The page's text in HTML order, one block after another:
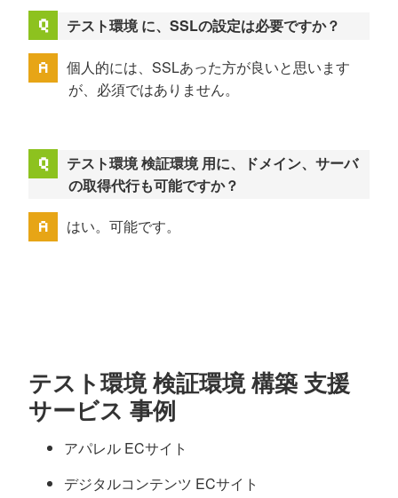
テスト環境 に、SSLの設定は必要ですか？
個人的には、SSLあった方が良いと思います
が、必須ではありません。
テスト環境 検証環境 用に、ドメイン、サーバ
の取得代行も可能ですか？
はい。可能です。
テスト環境 検証環境 構築 支援
サービス 事例
アパレル ECサイト
デジタルコンテンツ ECサイト